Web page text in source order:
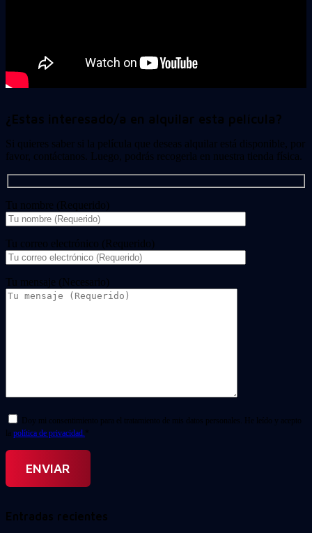
¿Estas interesado/a en alquilar esta película?
Si quieres saber si la película que deseas alquilar está disponible, por
favor, contáctanos. Luego, podrás recogerla en nuestra tienda física.
Tu nombre (Requerido)
Tu correo electrónico (Requerido)
Tu mensaje (Necesario)
Doy mi consentimiento para el tratamiento de mis datos personales. He leído y acepto
la política de privacidad. *
Entradas recientes